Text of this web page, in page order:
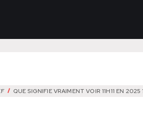
QUE SIGNIFIE VRAIMENT VOIR 11H11 EN